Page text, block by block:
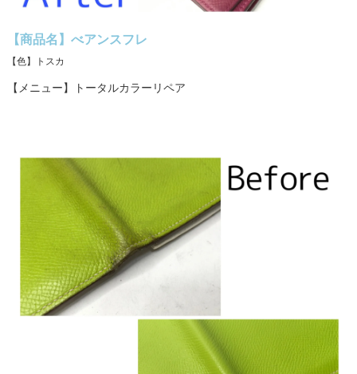
【商品名】べアンスフレ
【色】トスカ
【メニュー】トータルカラーリペア